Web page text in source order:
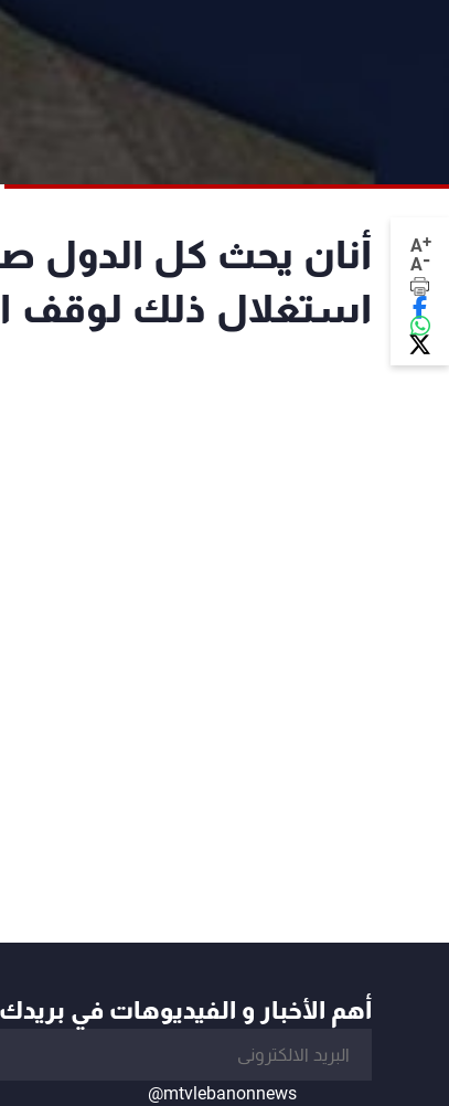
A+
A-
أنان يحث كل الدول
استغلال ذلك لوقف
أهم الأخبار و الفيديوهات في بريدك
@mtvlebanonnews